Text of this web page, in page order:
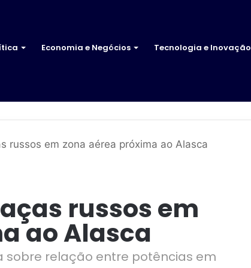
Economia e Negócios Tecnologia e Inovação
russos em zona aérea próxima ao Alasca
russos em
ao Alasca
relação entre potências em